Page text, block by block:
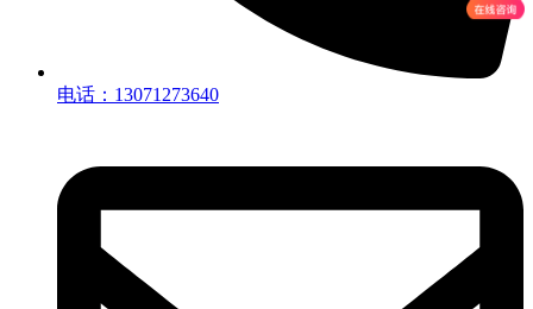
电话：13071273640